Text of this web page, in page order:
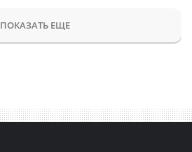
ПОКАЗАТЬ ЕЩЕ